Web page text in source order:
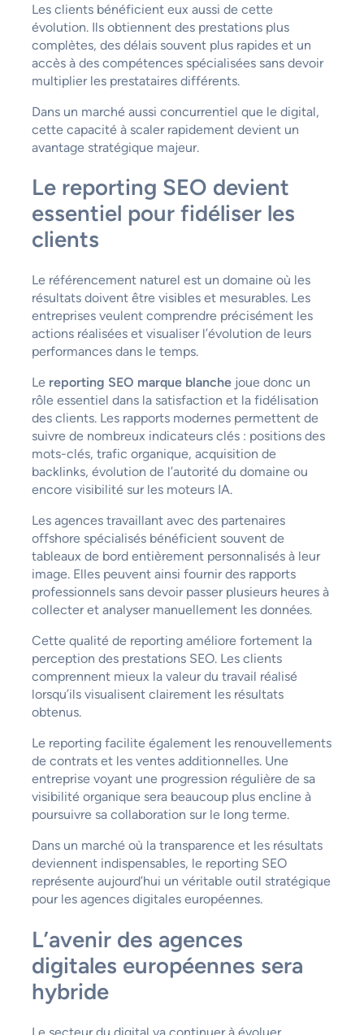
Les clients bénéficient eux aussi de cette
évolution. Ils obtiennent des prestations plus
complètes, des délais souvent plus rapides et un
accès à des compétences spécialisées sans devoir
multiplier les prestataires différents.
Dans un marché aussi concurrentiel que le digital,
cette capacité à scaler rapidement devient un
avantage stratégique majeur.
Le reporting SEO devient
essentiel pour fidéliser les
clients
Le référencement naturel est un domaine où les
résultats doivent être visibles et mesurables. Les
entreprises veulent comprendre précisément les
actions réalisées et visualiser l’évolution de leurs
performances dans le temps.
Le reporting SEO marque blanchejoue donc un
rôle essentiel dans la satisfaction et la fidélisation
des clients. Les rapports modernes permettent de
suivre de nombreux indicateurs clés : positions des
mots-clés, trafic organique, acquisition de
backlinks, évolution de l’autorité du domaine ou
encore visibilité sur les moteurs IA.
Les agences travaillant avec des partenaires
offshore spécialisés bénéficient souvent de
tableaux de bord entièrement personnalisés à leur
image. Elles peuvent ainsi fournir des rapports
professionnels sans devoir passer plusieurs heures à
collecter et analyser manuellement les données.
Cette qualité de reporting améliore fortement la
perception des prestations SEO. Les clients
comprennent mieux la valeur du travail réalisé
lorsqu’ils visualisent clairement les résultats
obtenus.
Le reporting facilite également les renouvellements
de contrats et les ventes additionnelles. Une
entreprise voyant une progression régulière de sa
visibilité organique sera beaucoup plus encline à
poursuivre sa collaboration sur le long terme.
Dans un marché où la transparence et les résultats
deviennent indispensables, le reporting SEO
représente aujourd’hui un véritable outil stratégique
pour les agences digitales européennes.
L’avenir des agences
digitales européennes sera
hybride